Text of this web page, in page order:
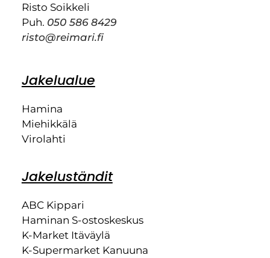
Risto Soikkeli
Puh. 050 586 8429
risto@reimari.fi
Jakelualue
Hamina
Miehikkälä
Virolahti
Jakeluständit
ABC Kippari
Haminan S-ostoskeskus
K-Market Itäväylä
K-Supermarket Kanuuna